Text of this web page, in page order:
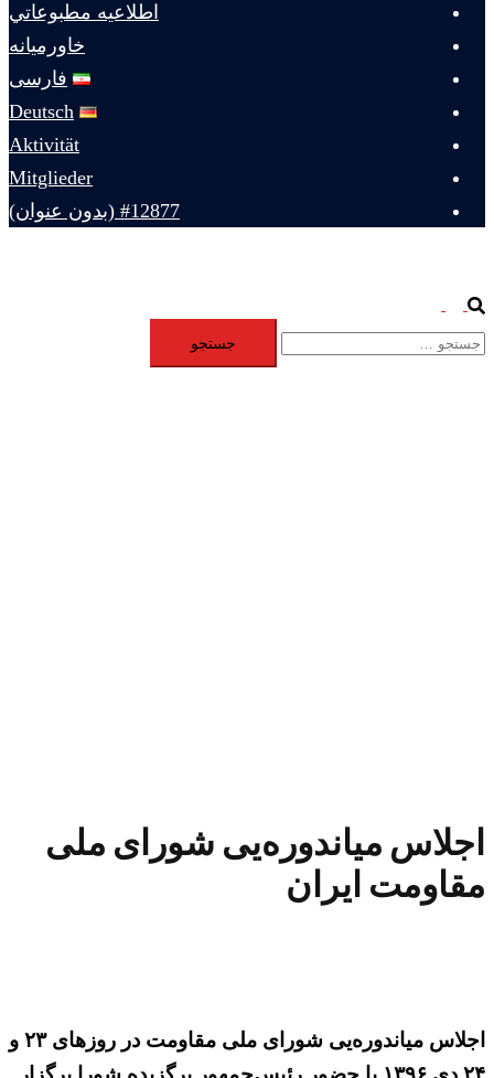
اطلاعيه مطبوعاتي
خاورميانه
فارسی
Deutsch
Aktivität
Mitglieder
#12877 (بدون عنوان)
Search
menuجستجو
برای:
اجلاس مياندوره‌یی شورای ملی
مقاومت ايران
اجلاس میاندوره‌یی شورای ملی مقاومت در روزهای ۲۳ و